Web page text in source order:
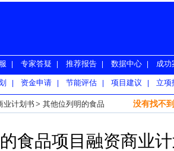
专家答疑 推荐报告 数据中心 成功
资金申请 节能评估 项目建议 立项
业计划书> 其他位列明的食品 没有找不
食品项目融资商业